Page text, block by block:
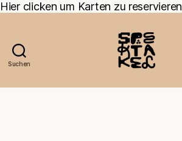
Hier clicken um Karten zu reservieren
Suchen